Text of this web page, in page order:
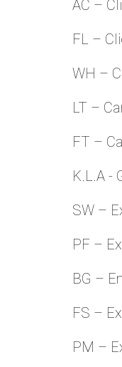
AC –
FL –
WH –
LT –
FT –
K.L.A -
SW –
PF –
BG –
FS –
PM –